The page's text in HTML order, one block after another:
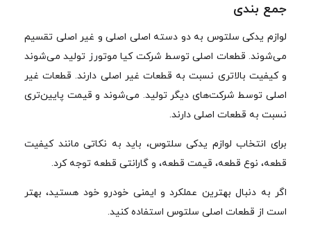
جمع بندی
لوازم یدکی سلتوس به دو دسته اصلی اصلی و غیر اصلی تقسیم
می‌شوند. قطعات اصلی توسط شرکت کیا موتورز تولید می‌شوند
و کیفیت بالاتری نسبت به قطعات غیر اصلی دارند. قطعات غیر
اصلی توسط شرکت‌های دیگر تولید. می‌شوند و قیمت پایین‌تری
نسبت به قطعات اصلی دارند.
برای انتخاب لوازم یدکی سلتوس، باید به نکاتی مانند کیفیت
قطعه، نوع قطعه، قیمت قطعه، و گارانتی قطعه توجه کرد.
اگر به دنبال بهترین عملکرد و ایمنی خودرو خود هستید، بهتر
است از قطعات اصلی سلتوس استفاده کنید.